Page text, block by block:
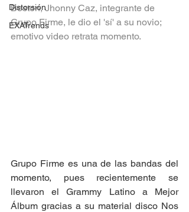
Distorsión
EXATrends
Boston, Jhonny Caz, integrante de
Grupo Firme, le dio el 'sí' a su novio;
emotivo video retrata momento.
Grupo Firme es una de las bandas del
momento, pues recientemente se
llevaron el Grammy Latino a Mejor
Álbum gracias a su material disco Nos